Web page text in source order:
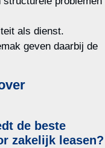
als dienst.
geven daarbij de
de beste
zakelijk leasen?